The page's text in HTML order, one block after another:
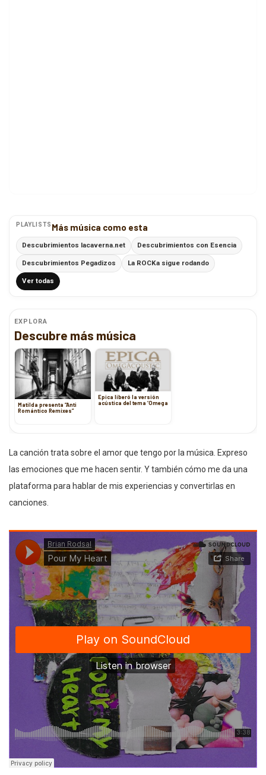
PLAYLISTS Más música como esta
Descubrimientos lacaverna.net Descubrimientos con Esencia
Descubrimientos Pegadizos La ROCKa sigue rodando
Ver todas
EXPLORA
Descubre más música
Matilda presenta “Anti
Romántico Remixes”
Epica liberó la versión
acústica del tema ‘Omega
La canción trata sobre el amor que tengo por la música. Expreso
las emociones que me hacen sentir. Y también cómo me da una
plataforma para hablar de mis experiencias y convertirlas en
canciones.